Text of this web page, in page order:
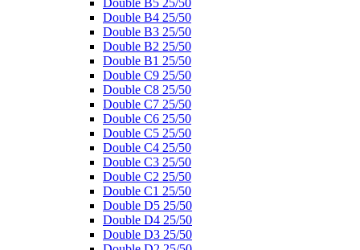
Double B5 25/50
Double B4 25/50
Double B3 25/50
Double B2 25/50
Double B1 25/50
Double C9 25/50
Double C8 25/50
Double C7 25/50
Double C6 25/50
Double C5 25/50
Double C4 25/50
Double C3 25/50
Double C2 25/50
Double C1 25/50
Double D5 25/50
Double D4 25/50
Double D3 25/50